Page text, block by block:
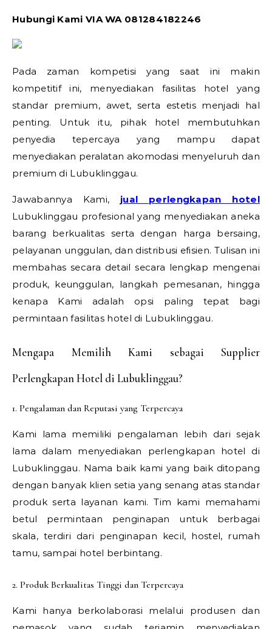
Hubungi Kami VIA WA 081284182246
Pada zaman kompetisi yang saat ini makin
kompetitif ini, menyediakan fasilitas hotel yang
standar premium, awet, serta estetis menjadi hal
penting. Untuk itu, pihak hotel membutuhkan
penyedia tepercaya yang mampu dapat
menyediakan peralatan akomodasi menyeluruh dan
premium di Lubuklinggau.
Jawabannya Kami, jual perlengkapan hotel
Lubuklinggau profesional yang menyediakan aneka
barang berkualitas serta dengan harga bersaing,
pelayanan unggulan, dan distribusi efisien. Tulisan ini
membahas secara detail secara lengkap mengenai
produk, keunggulan, langkah pemesanan, hingga
kenapa Kami adalah opsi paling tepat bagi
permintaan fasilitas hotel di Lubuklinggau.
Mengapa Memilih Kami sebagai Supplier
Perlengkapan Hotel di Lubuklinggau?
1. Pengalaman dan Reputasi yang Terpercaya
Kami lama memiliki pengalaman lebih dari sejak
lama dalam menyediakan perlengkapan hotel di
Lubuklinggau. Nama baik kami yang baik ditopang
dengan banyak klien setia yang senang atas standar
produk serta layanan kami. Tim kami memahami
betul permintaan penginapan untuk berbagai
skala, terdiri dari penginapan kecil, hostel, rumah
tamu, sampai hotel berbintang.
2. Produk Berkualitas Tinggi dan Terpercaya
Kami hanya berkolaborasi melalui produsen dan